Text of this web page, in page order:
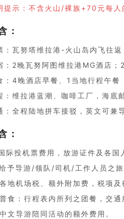
提示：不含火山/裸族+70元每人
：
：瓦努塔维拉港-火山岛内飞往返
：2晚瓦努阿图维拉港MG酒店
：4晚酒店早餐、1当地行程午餐
：维拉港蓝潮、咖啡工厂，海
：全程陆地拼车接驳，英文可兼
：
际投机票费用，放游证件及各国
予导游/领队/司机/工作人员之旅
地机场税、额外附加费，税项及
食：行程表内所列之团餐，交通
文导游陪同活动的额外费用。